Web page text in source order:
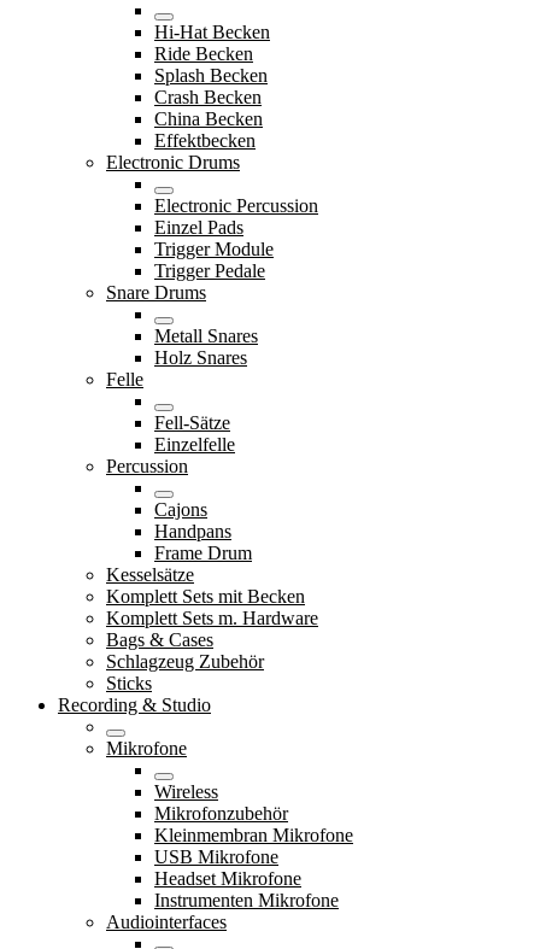
Hi-Hat Becken
Ride Becken
Splash Becken
Crash Becken
China Becken
Effektbecken
Electronic Drums
Electronic Percussion
Einzel Pads
Trigger Module
Trigger Pedale
Snare Drums
Metall Snares
Holz Snares
Felle
Fell-Sätze
Einzelfelle
Percussion
Cajons
Handpans
Frame Drum
Kesselsätze
Komplett Sets mit Becken
Komplett Sets m. Hardware
Bags & Cases
Schlagzeug Zubehör
Sticks
Recording & Studio
Mikrofone
Wireless
Mikrofonzubehör
Kleinmembran Mikrofone
USB Mikrofone
Headset Mikrofone
Instrumenten Mikrofone
Audiointerfaces